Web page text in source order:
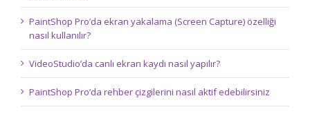
PaintShop Pro’da ekran yakalama (Screen Capture) özelliği
nasıl kullanılır?
VideoStudio’da canlı ekran kaydı nasıl yapılır?
PaintShop Pro’da rehber çizgilerini nasıl aktif edebilirsiniz